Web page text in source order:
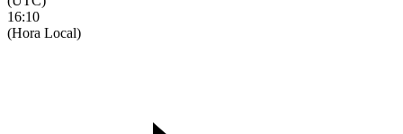
16:10
(Hora Local)